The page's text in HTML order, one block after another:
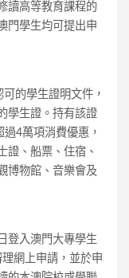
讀高等教育課程的
門學生均可提出申
的學生證明文件，
學生證。持有該證
4萬項消費優惠，
證、船票、住宿、
博物館、音樂會及
登入澳門大專學生
理網上申請，並於申